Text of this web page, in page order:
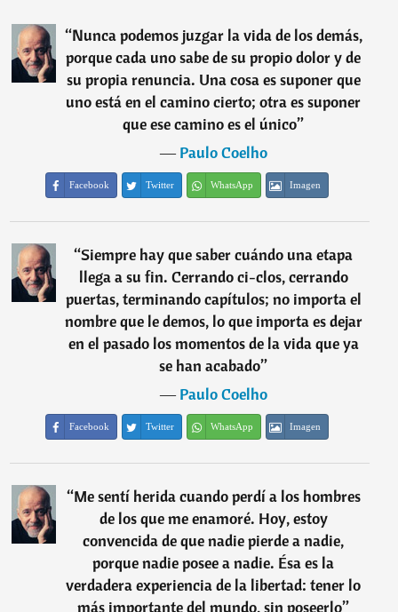
“Nunca podemos juzgar la vida de los demás,
porque cada uno sabe de su propio dolor y de
su propia renuncia. Una cosa es suponer que
uno está en el camino cierto; otra es suponer
que ese camino es el único”
―Paulo Coelho
Facebook Twitter WhatsApp Imagen
“Siempre hay que saber cuándo una etapa
llega a su fin. Cerrando ci-clos, cerrando
puertas, terminando capítulos; no importa el
nombre que le demos, lo que importa es dejar
en el pasado los momentos de la vida que ya
se han acabado”
―Paulo Coelho
Facebook Twitter WhatsApp Imagen
“Me sentí herida cuando perdí a los hombres
de los que me enamoré. Hoy, estoy
convencida de que nadie pierde a nadie,
porque nadie posee a nadie. Ésa es la
verdadera experiencia de la libertad: tener lo
más importante del mundo, sin poseerlo”